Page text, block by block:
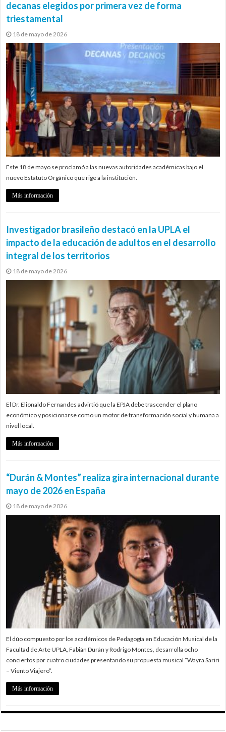
decanas elegidos por primera vez de forma
triestamental
18 de mayo de 2026
Este 18 de mayo se proclamó a las nuevas autoridades académicas bajo el
nuevo Estatuto Orgánico que rige a la institución.
Más información
Investigador brasileño destacó en la UPLA el
impacto de la educación de adultos en el desarrollo
integral de los territorios
18 de mayo de 2026
El Dr. Elionaldo Fernandes advirtió que la EPJA debe trascender el plano
económico y posicionarse como un motor de transformación social y humana a
nivel local.
Más información
“Durán & Montes” realiza gira internacional durante
mayo de 2026 en España
18 de mayo de 2026
El dúo compuesto por los académicos de Pedagogía en Educación Musical de la
Facultad de Arte UPLA, Fabián Durán y Rodrigo Montes, desarrolla ocho
conciertos por cuatro ciudades presentando su propuesta musical “Wayra Sariri
– Viento Viajero”.
Más información